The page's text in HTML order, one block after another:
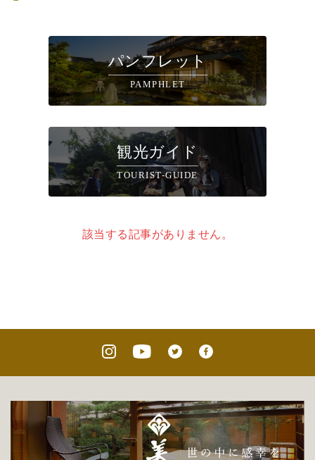
パンフレット
PAMPHLET
観光ガイド
TOURIST-GUIDE
該当する記事がありません。